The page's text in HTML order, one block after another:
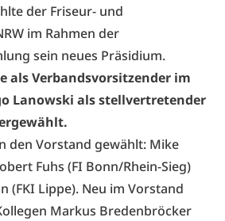
der Friseur- und
im Rahmen der
sein neues Präsidium.
als Verbandsvorsitzender im
Lanowski als stellvertretender
den Vorstand gewählt: Mike
Fuhs (FI Bonn/Rhein-Sieg)
(FKI Lippe). Neu im Vorstand
Markus Bredenbröcker